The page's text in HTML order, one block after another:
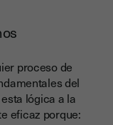
proceso de
del
lógica a la
eficaz porque: